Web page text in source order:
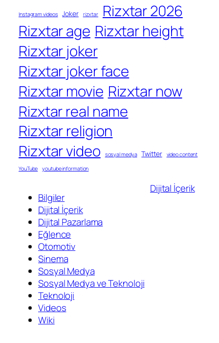
Instagram videos Joker rizxtar
Rizxtar 2026
Rizxtar age Rizxtar height
Rizxtar joker
Rizxtar joker face
Rizxtar movie Rizxtar now
Rizxtar real name
Rizxtar religion
Rizxtar video
sosyal medya Twitter video content
YouTube youtube information
Bilgiler
Dijital İçerik
Dijital Pazarlama
Eğlence
Otomotiv
Sinema
Sosyal Medya
Sosyal Medya ve Teknoloji
Teknoloji
Videos
Wiki
Dijital İçerik